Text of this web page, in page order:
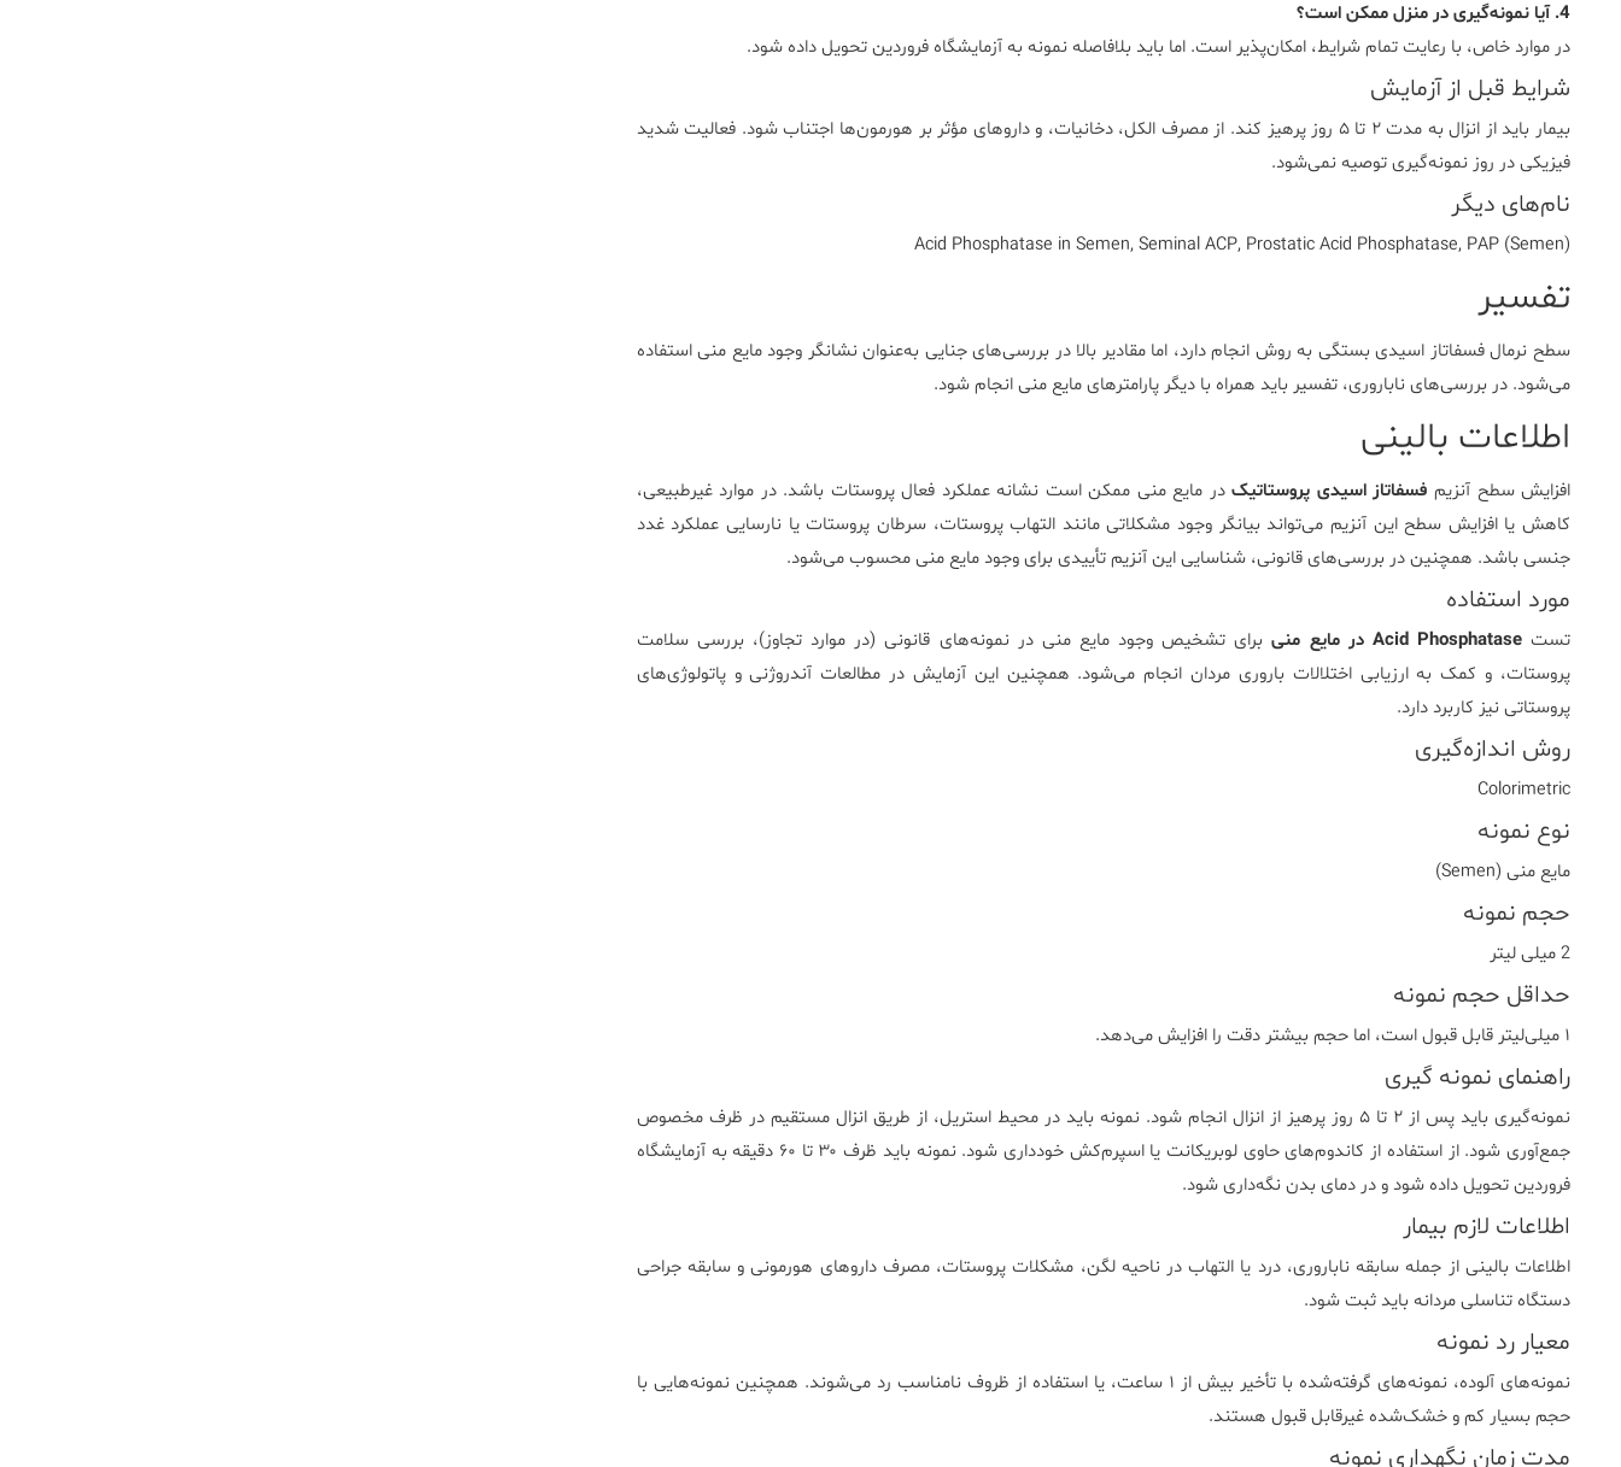
4. آیا نمونه‌گیری در منزل ممکن است؟
در موارد خاص، با رعایت تمام شرایط، امکان‌پذیر است. اما باید بلافاصله نمونه به آزمایشگاه فروردین تحویل داده شود.
شرایط قبل از آزمایش
بیمار باید از انزال به مدت ۲ تا ۵ روز پرهیز کند. از مصرف الکل، دخانیات، و داروهای مؤثر بر هورمون‌ها اجتناب شود. فعالیت شدید
فیزیکی در روز نمونه‌گیری توصیه نمی‌شود.
نام‌های دیگر
Acid Phosphatase in Semen, Seminal ACP, Prostatic Acid Phosphatase, PAP (Semen)
تفسیر
سطح نرمال فسفاتاز اسیدی بستگی به روش انجام دارد، اما مقادیر بالا در بررسی‌های جنایی به‌عنوان نشانگر وجود مایع منی استفاده
می‌شود. در بررسی‌های ناباروری، تفسیر باید همراه با دیگر پارامترهای مایع منی انجام شود.
اطلاعات بالینی
افزایش سطح آنزیم فسفاتاز اسیدی پروستاتیکدر مایع منی ممکن است نشانه عملکرد فعال پروستات باشد. در موارد غیرطبیعی،
کاهش یا افزایش سطح این آنزیم می‌تواند بیانگر وجود مشکلاتی مانند التهاب پروستات، سرطان پروستات یا نارسایی عملکرد غدد
جنسی باشد. همچنین در بررسی‌های قانونی، شناسایی این آنزیم تأییدی برای وجود مایع منی محسوب می‌شود.
مورد استفاده
تستAcid Phosphatase در مایع منی
برای تشخیص وجود مایع منی در نمونه‌های قانونی (در موارد تجاوز)، بررسی سلامت
پروستات، و کمک به ارزیابی اختلالات باروری مردان انجام می‌شود. همچنین این آزمایش در مطالعات آندروژنی و پاتولوژی‌های
پروستاتی نیز کاربرد دارد.
روش اندازه‌گیری
Colorimetric
نوع نمونه
مایع منی (Semen)
حجم نمونه
2 میلی لیتر
حداقل حجم نمونه
۱ میلی‌لیتر قابل قبول است، اما حجم بیشتر دقت را افزایش می‌دهد.
راهنمای نمونه گیری
نمونه‌گیری باید پس از ۲ تا ۵ روز پرهیز از انزال انجام شود. نمونه باید در محیط استریل، از طریق انزال مستقیم در ظرف مخصوص
جمع‌آوری شود. از استفاده از کاندوم‌های حاوی لوبریکانت یا اسپرم‌کش خودداری شود. نمونه باید ظرف ۳۰ تا ۶۰ دقیقه به آزمایشگاه
فروردین تحویل داده شود و در دمای بدن نگه‌داری شود.
اطلاعات لازم بیمار
اطلاعات بالینی از جمله سابقه ناباروری، درد یا التهاب در ناحیه لگن، مشکلات پروستات، مصرف داروهای هورمونی و سابقه جراحی
دستگاه تناسلی مردانه باید ثبت شود.
معیار رد نمونه
نمونه‌های آلوده، نمونه‌های گرفته‌شده با تأخیر بیش از ۱ ساعت، یا استفاده از ظروف نامناسب رد می‌شوند. همچنین نمونه‌هایی با
حجم بسیار کم و خشک‌شده غیرقابل قبول هستند.
مدت زمان نگهداری نمونه